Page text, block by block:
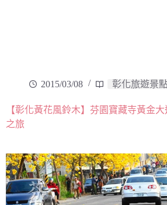
2015/03/08 彰化旅遊景
【彰化黃花風鈴木】芬園寶藏寺黃金
之旅